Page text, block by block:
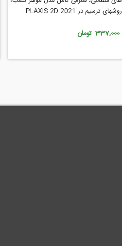
روشهای ترسیم در PLAXIS 2D 2021
337,000 تومان